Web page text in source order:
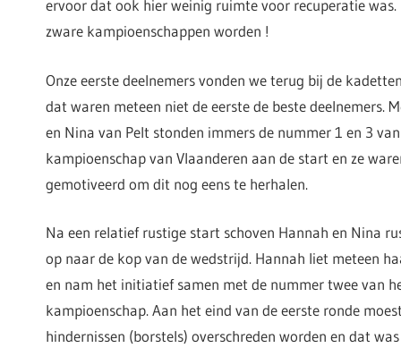
ervoor dat ook hier weinig ruimte voor recuperatie was.
zware kampioenschappen worden !
Onze eerste deelnemers vonden we terug bij de
dat waren meteen niet de eerste de beste deelnemers.
en Nina van Pelt stonden immers de nummer 1 en 3
kampioenschap van Vlaanderen aan de start en ze
gemotiveerd om dit nog eens te herhalen.
Na een relatief rustige start schoven Hannah en Nina
op naar de kop van de wedstrijd. Hannah liet meteen
en nam het initiatief samen met de nummer twee van
kampioenschap. Aan het eind van de eerste ronde
hindernissen (borstels) overschreden worden en dat